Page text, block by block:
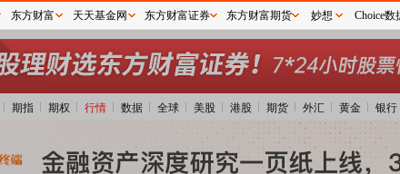
期指 期权 行情 数据 全球 美股 港股 期货 外汇 黄金 银行
东方财富 天天基金网 东方财富证券 东方财富期货 妙想 Choice数